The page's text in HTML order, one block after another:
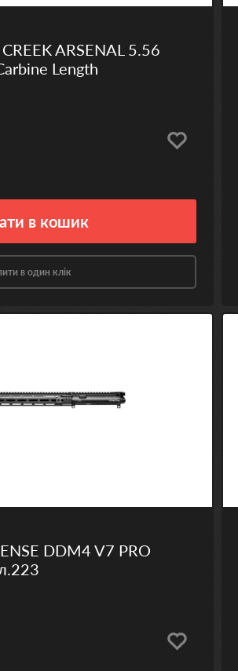
ARSENAL 5.56
Length
в кошик
в один клік
DDM4 V7 PRO